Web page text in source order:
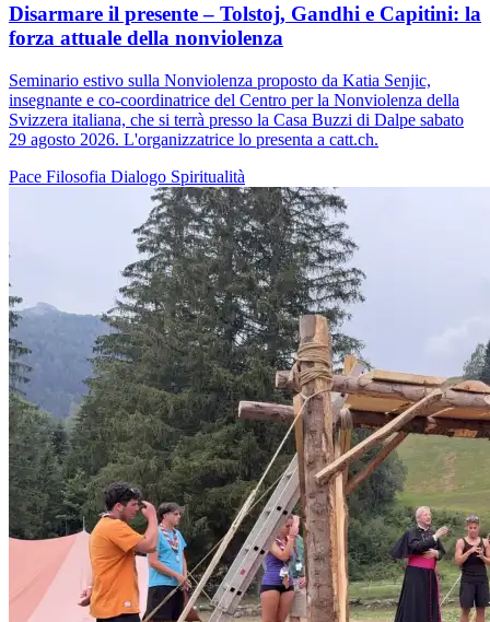
Disarmare il presente – Tolstoj, Gandhi e Capitini: la
forza attuale della nonviolenza
Seminario estivo sulla Nonviolenza proposto da Katia Senjic,
insegnante e co-coordinatrice del Centro per la Nonviolenza della
Svizzera italiana, che si terrà presso la Casa Buzzi di Dalpe sabato
29 agosto 2026. L'organizzatrice lo presenta a catt.ch.
Pace Filosofia Dialogo Spiritualità